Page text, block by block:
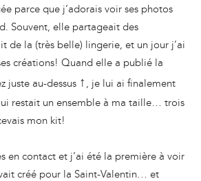
parce que j’adorais voir ses photos
Souvent, elle partageait des
de la (très belle) lingerie, et un jour j’ai
créations! Quand elle a publié la
juste au-dessus ↑ , je lui ai finalement
restait un ensemble à ma taille… trois
mon kit!
en contact et j’ai été la première à voir
créé pour la Saint-Valentin… et